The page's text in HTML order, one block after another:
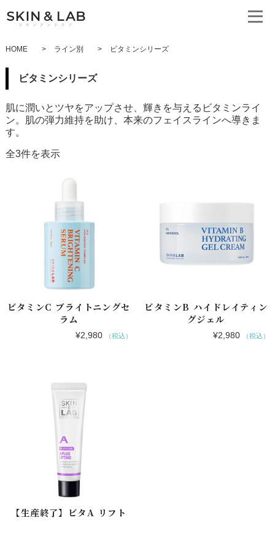
HOME > ライン別 > ビタミンシリーズ
ビタミンシリーズ
肌に潤いとツヤをアップさせ、輝きを与えるビタミンライ
ン。肌の弾力維持を助け、本来のフェイスラインへ導きま
す。
全3件を表示
ビタミンC ブライトニングセ
ラム
¥2,980 （税込）
ビタミンB ハイドレイティン
グジェル
¥2,980 （税込）
【生産終了】ビタA リフト